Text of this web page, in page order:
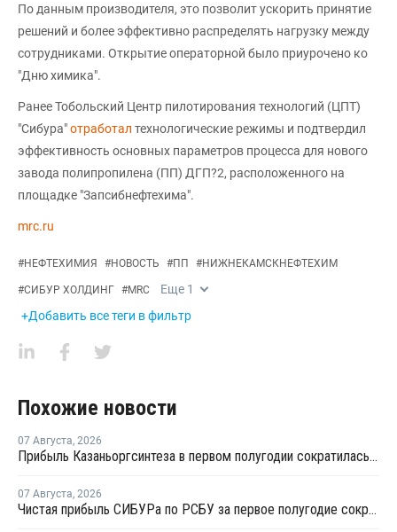
По данным производителя, это позволит ускорить принятие
решений и более эффективно распределять нагрузку между
сотрудниками. Открытие операторной было приурочено ко
"Дню химика".
Ранее Тобольский Центр пилотирования технологий (ЦПТ)
"Сибура"отработал технологические режимы и подтвердил
эффективность основных параметров процесса для нового
завода полипропилена (ПП) ДГП?2, расположенного на
площадке "Запсибнефтехима".
mrc.ru
#НЕФТЕХИМИЯ #НОВОСТЬ #ПП #НИЖНЕКАМСКНЕФТЕХИМ
#СИБУР ХОЛДИНГ #MRC Еще 1
+Добавить все теги в фильтр
Похожие новости
07 Августа, 2026
Прибыль Казаньоргсинтеза в первом полугодии сократилась более чем в 2 раза
07 Августа, 2026
Чистая прибыль СИБУРа по РСБУ за первое полугодие сократилась в 3,6 раза